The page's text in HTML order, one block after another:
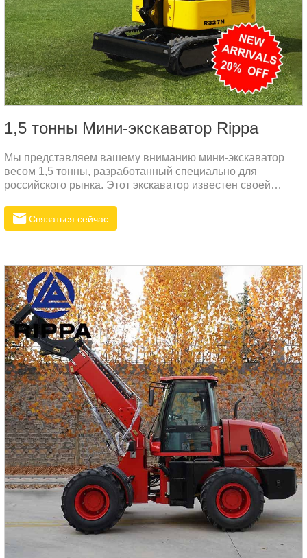
1,5 тонны Мини-экскаватор Rippa
Мы представляем вашему вниманию мини-экскаватор
весом 1,5 тонны, разработанный специально для
российского рынка. Этот экскаватор известен своей
качеством. Независимо от того, используется ли он на
строительных площадках, в ландшафтном дизайне или в
любыми задачами.Технические
характеристикиПараметрЗначениеРабочий вес машины
(кг)1500Объем ковша (м³)0.04Скорость передвижения (км/
ч)0-1.44Проходимость30%Давление на грунт
(кПа)23.43Макс.
Связаться сейчас